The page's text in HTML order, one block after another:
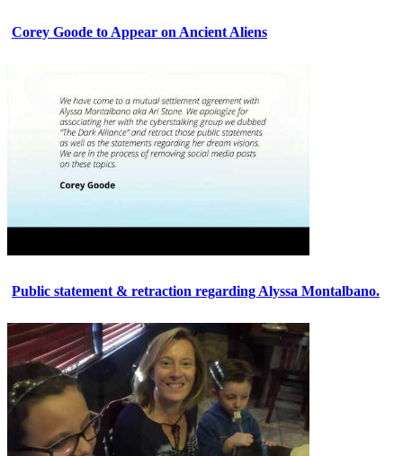
Corey Goode to Appear on Ancient Aliens
Public statement & retraction regarding Alyssa Montalbano.